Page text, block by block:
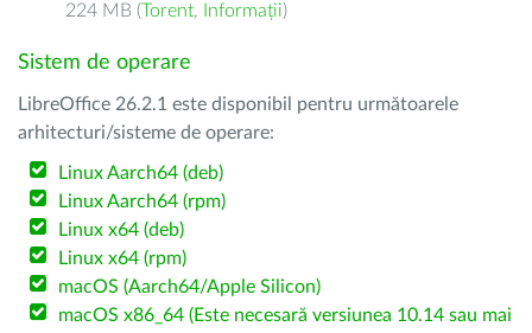
224 MB (Torent, Informații)
Sistem de operare
LibreOffice 26.2.1 este disponibil pentru următoarele
arhitecturi/sisteme de operare:
Linux Aarch64 (deb)
Linux Aarch64 (rpm)
Linux x64 (deb)
Linux x64 (rpm)
macOS (Aarch64/Apple Silicon)
macOS x86_64 (Este necesară versiunea 10.14 sau mai